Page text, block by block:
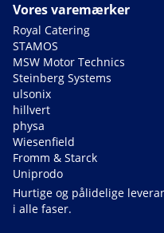
Vores varemærker
Royal Catering
STAMOS
MSW Motor Technics
Steinberg Systems
ulsonix
hillvert
physa
Wiesenfield
Fromm & Starck
Uniprodo
Hurtige og pålidelige
i alle faser.